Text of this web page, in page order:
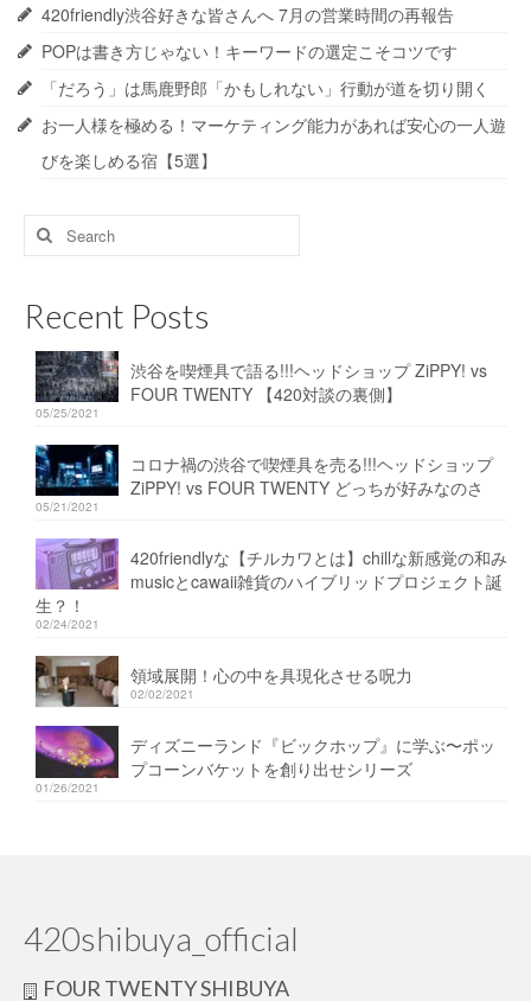
420friendly渋谷好きな皆さんへ 7月の営業時間の再報告
POPは書き方じゃない！キーワードの選定こそコツです
「だろう」は馬鹿野郎「かもしれない」行動が道を切り開く
お一人様を極める！マーケティング能力があれば安心の一人遊
びを楽しめる宿【5選】
Search
for:
Recent Posts
渋谷を喫煙具で語る!!!ヘッドショップ ZiPPY! vs
FOUR TWENTY 【420対談の裏側】
05/25/2021
コロナ禍の渋谷で喫煙具を売る!!!ヘッドショップ
ZiPPY! vs FOUR TWENTY どっちが好みなのさ
05/21/2021
420friendlyな【チルカワとは】chillな新感覚の和み
musicとcawaii雑貨のハイブリッドプロジェクト誕
生？！
02/24/2021
領域展開！心の中を具現化させる呪力
02/02/2021
ディズニーランド『ビックホップ』に学ぶ〜ポッ
プコーンバケットを創り出せシリーズ
01/26/2021
420shibuya_official
FOUR TWENTY SHIBUYA